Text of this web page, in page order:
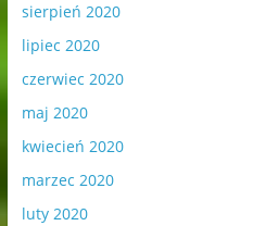
sierpień 2020
lipiec 2020
czerwiec 2020
maj 2020
kwiecień 2020
marzec 2020
luty 2020